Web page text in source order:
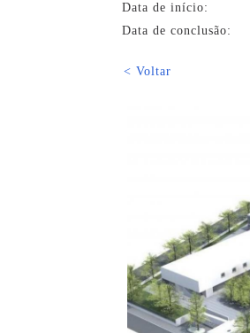
Data de início:
Data de conclusão:
< Voltar